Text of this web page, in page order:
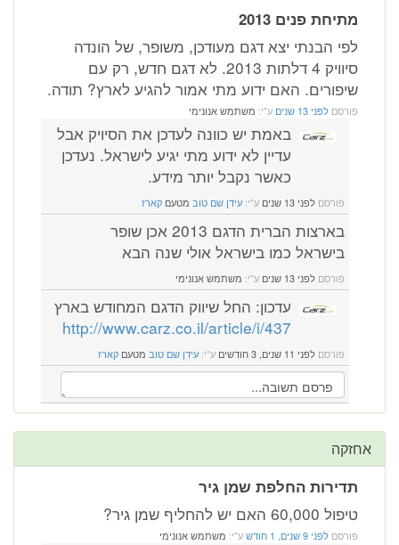
מתיחת פנים 2013
לפי הבנתי יצא דגם מעודכן, משופר, של הונדה
סיוויק 4 דלתות 2013. לא דגם חדש, רק עם
שיפורים. האם ידוע מתי אמור להגיע לארץ? תודה.
פורסם לפני 13 שנים ע"י: משתמש אנונימי
באמת יש כוונה לעדכן את הסיויק אבל
עדיין לא ידוע מתי יגיע לישראל. נעדכן
כאשר נקבל יותר מידע.
פורסם לפני 13 שנים ע"י: עידן שם טוב מטעם קארז
בארצות הברית הדגם 2013 אכן שופר
בישראל כמו בישראל אולי שנה הבא
פורסם לפני 13 שנים ע"י: משתמש אנונימי
עדכון: החל שיווק הדגם המחודש בארץ
http://www.carz.co.il/article/i/437
פורסם לפני 11 שנים, 3 חודשים ע"י: עידן שם טוב מטעם קארז
אחזקה
תדירות החלפת שמן גיר
טיפול 60,000 האם יש להחליף שמן גיר?
פורסם לפני 9 שנים, 1 חודש ע"י: משתמש אנונימי